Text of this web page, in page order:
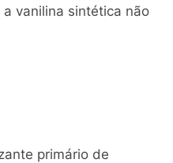
vanilina sintética não
primário de